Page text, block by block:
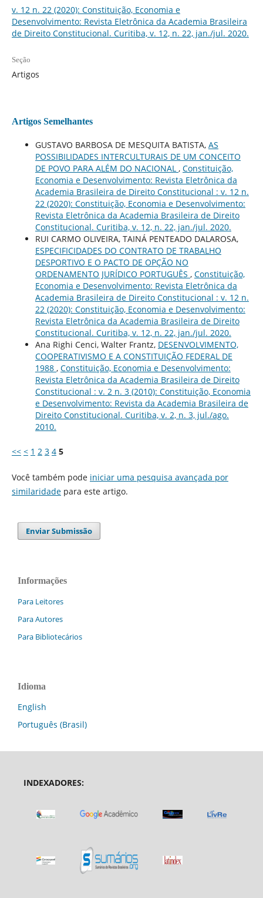
v. 12 n. 22 (2020): Constituição, Economia e
Desenvolvimento: Revista Eletrônica da Academia Brasileira
de Direito Constitucional. Curitiba, v. 12, n. 22, jan./jul. 2020.
Seção
Artigos
Artigos Semelhantes
GUSTAVO BARBOSA DE MESQUITA BATISTA, AS
POSSIBILIDADES INTERCULTURAIS DE UM CONCEITO
DE POVO PARA ALÉM DO NACIONAL , Constituição,
Economia e Desenvolvimento: Revista Eletrônica da
Academia Brasileira de Direito Constitucional : v. 12 n.
22 (2020): Constituição, Economia e Desenvolvimento:
Revista Eletrônica da Academia Brasileira de Direito
Constitucional. Curitiba, v. 12, n. 22, jan./jul. 2020.
RUI CARMO OLIVEIRA, TAINÁ PENTEADO DALAROSA,
ESPECIFICIDADES DO CONTRATO DE TRABALHO
DESPORTIVO E O PACTO DE OPÇÃO NO
ORDENAMENTO JURÍDICO PORTUGUÊS , Constituição,
Economia e Desenvolvimento: Revista Eletrônica da
Academia Brasileira de Direito Constitucional : v. 12 n.
22 (2020): Constituição, Economia e Desenvolvimento:
Revista Eletrônica da Academia Brasileira de Direito
Constitucional. Curitiba, v. 12, n. 22, jan./jul. 2020.
Ana Righi Cenci, Walter Frantz, DESENVOLVIMENTO,
COOPERATIVISMO E A CONSTITUIÇÃO FEDERAL DE
1988 , Constituição, Economia e Desenvolvimento:
Revista Eletrônica da Academia Brasileira de Direito
Constitucional : v. 2 n. 3 (2010): Constituição, Economia
e Desenvolvimento: Revista da Academia Brasileira de
Direito Constitucional. Curitiba, v. 2, n. 3, jul./ago.
2010.
<< < 1 2 3 4 5
Você também pode iniciar uma pesquisa avançada por
similaridadepara este artigo.
Enviar Submissão
Informações
Para Leitores
Para Autores
Para Bibliotecários
Idioma
English
Português (Brasil)
INDEXADORES: